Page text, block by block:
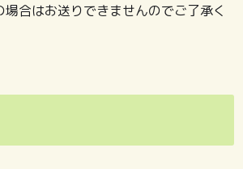
合はお送りできませんのでご了承く